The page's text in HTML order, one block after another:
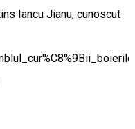
Iancu Jianu, cunoscut